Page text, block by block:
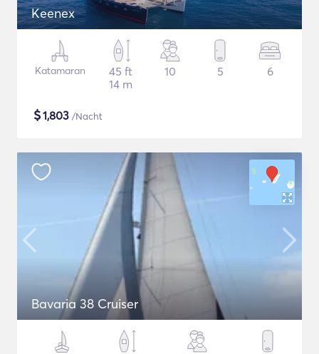
Keenex
Katamaran
45 ft
14 m
10 5 6
$1,803 /Nacht
Bavaria 38 Cruiser